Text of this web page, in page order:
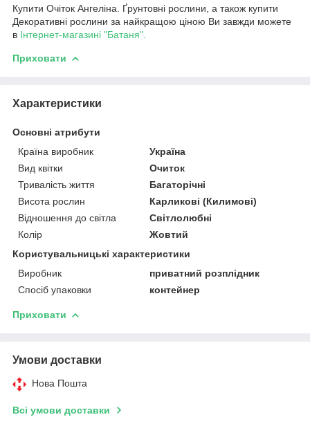
Купити Очіток Ангеліна. Ґрунтовні рослини, а також купити
Декоративні рослини за найкращою ціною Ви завжди можете
в Інтернет-магазині "Батаня".
Приховати
Характеристики
Основні атрибути
Країна виробник
Україна
Вид квітки
Очиток
Тривалість життя
Багаторічні
Висота рослин
Карликові (Килимові)
Відношення до світла
Світлолюбні
Колір
Жовтий
Користувальницькі характеристики
Виробник
приватний розплідник
Спосіб упаковки
контейнер
Приховати
Умови доставки
Нова Пошта
Всі умови доставки